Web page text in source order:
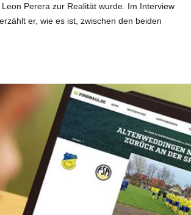
Perera zur Realität wurde. Im Interview
erzählt er, wie es ist, zwischen den beiden